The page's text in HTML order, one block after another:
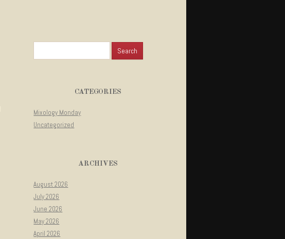
CATEGORIES
Mixology Monday
Uncategorized
ARCHIVES
August 2026
July 2026
June 2026
May 2026
April 2026